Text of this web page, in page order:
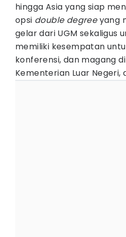
hingga Asia yang siap
opsi double degreeyang
gelar dari UGM sekaligus
memiliki kesempatan
konferensi, dan magang
Kementerian Luar Negeri,